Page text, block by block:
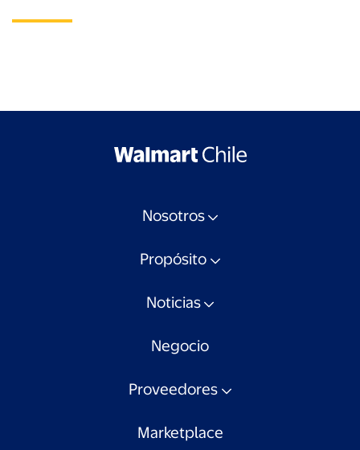
Nosotros
Propósito
Noticias
Negocio
Proveedores
Marketplace